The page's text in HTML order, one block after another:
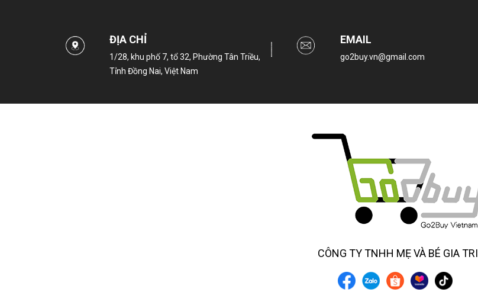
ĐỊA CHỈ
1/28, khu phố 7, tổ 32, Phường Tân Triều,
Tỉnh Đồng Nai, Việt Nam
EMAIL
go2buy.vn@gmail.com
CÔNG TY TNHH MẸ VÀ BÉ GIA TRI